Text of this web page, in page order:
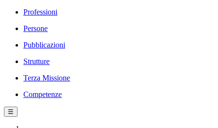
Professioni
Persone
Pubblicazioni
Strutture
Terza Missione
Competenze
☰